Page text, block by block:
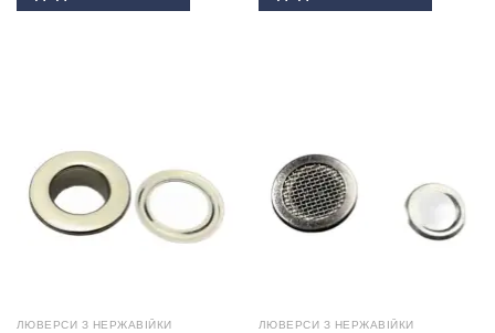
ЛЮВЕРСИ З НЕРЖАВІЙКИ ЛЮВЕРСИ З НЕРЖАВІЙКИ